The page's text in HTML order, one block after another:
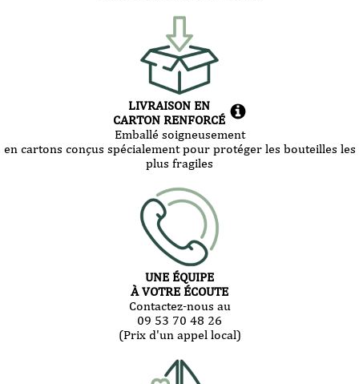
LIVRAISON EN
CARTON RENFORCÉ
Emballé soigneusement
en cartons conçus spécialement pour protéger les bouteilles les
plus fragiles
UNE ÉQUIPE
À VOTRE ÉCOUTE
Contactez-nous au
09 53 70 48 26
(Prix d'un appel local)